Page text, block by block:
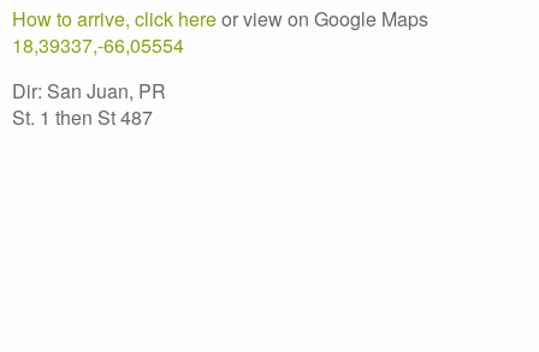
How to arrive, click hereor view on Google Maps
18,39337,-66,05554
Dir: San Juan, PR
St. 1 then St 487